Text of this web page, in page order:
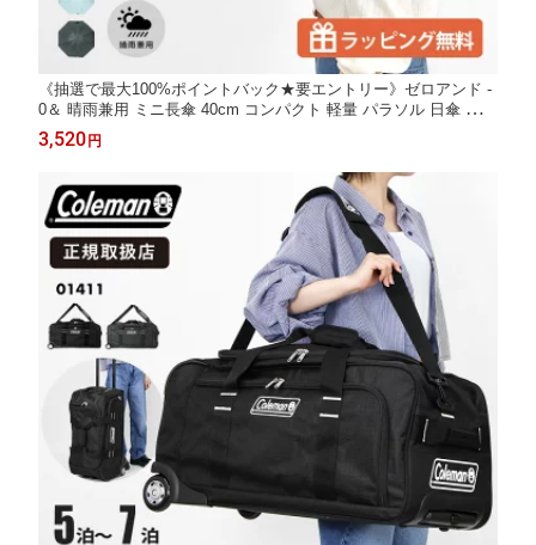
《抽選で最大100%ポイントバック★要エントリー》ゼロアンド -
0＆ 晴雨兼用 ミニ長傘 40cm コンパクト 軽量 パラソル 日傘 雨傘
UVカット 遮光 遮熱 撥水 手開き ユニセックス メンズ レディース
通勤 通学 旅行 2026SS LDB-40PST 正規品
3,520 円